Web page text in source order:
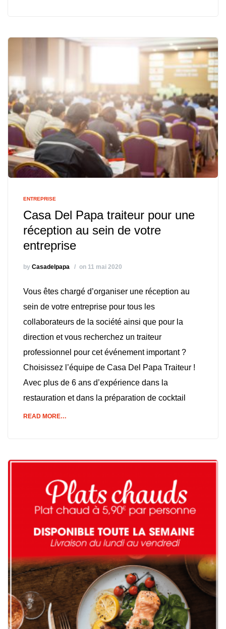
ENTREPRISE
Casa Del Papa traiteur pour une
réception au sein de votre
entreprise
by Casadelpapa on 11 mai 2020
Vous êtes chargé d’organiser une réception au
sein de votre entreprise pour tous les
collaborateurs de la société ainsi que pour la
direction et vous recherchez un traiteur
professionnel pour cet événement important ?
Choisissez l’équipe de Casa Del Papa Traiteur !
Avec plus de 6 ans d’expérience dans la
restauration et dans la préparation de cocktail
READ MORE…